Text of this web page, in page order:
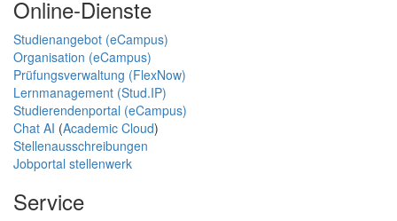
Online-Dienste
Studienangebot (eCampus)
Organisation (eCampus)
Prüfungsverwaltung (FlexNow)
Lernmanagement (Stud.IP)
Studierendenportal (eCampus)
Chat AI (Academic Cloud)
Stellenausschreibungen
Jobportal stellenwerk
Service